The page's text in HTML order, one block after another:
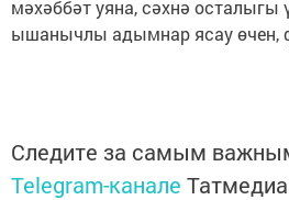
мәхәббәт уяна, сәхнә осталыгы
ышанычлы адымнар ясау өчен,
Следите за самым
Telegram-канале Татмедиа